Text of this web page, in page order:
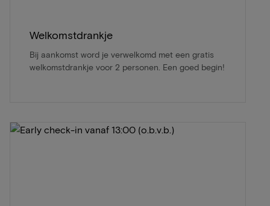
Welkomstdrankje
Bij aankomst word je verwelkomd met een gratis
welkomstdrankje voor 2 personen. Een goed begin!